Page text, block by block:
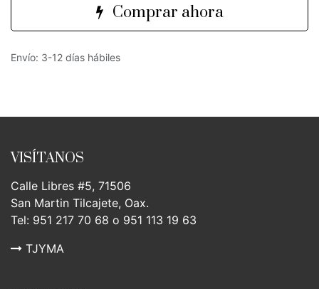
Comprar ahora
Envío: 3-12 días hábiles
VISÍTANOS
Calle Libres #5, 71506
San Martin Tilcajete, Oax.
Tel: 951 217 70 68 o 951 113 19 63
TJYMA